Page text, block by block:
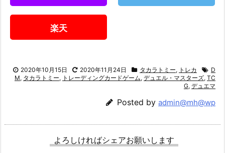
楽天
2020年10月15日 2020年11月24日 タカラトミー, トレカ
D
M, タカラトミー, トレーディングカードゲーム, デュエル・マスターズ, TC
G, デュエマ
Posted by admin@mh@wp
よろしければシェアお願いします